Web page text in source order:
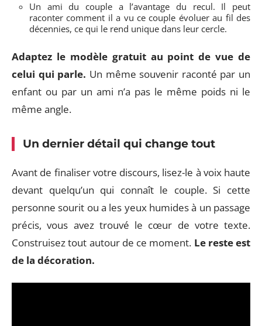
Un ami du couple a l’avantage du recul. Il peut
raconter comment il a vu ce couple évoluer au fil des
décennies, ce qui le rend unique dans leur cercle.
Adaptez le modèle gratuit au point de vue de
celui qui parle. Un même souvenir raconté par un
enfant ou par un ami n’a pas le même poids ni le
même angle.
Un dernier détail qui change tout
Avant de finaliser votre discours, lisez-le à voix haute
devant quelqu’un qui connaît le couple. Si cette
personne sourit ou a les yeux humides à un passage
précis, vous avez trouvé le cœur de votre texte.
Construisez tout autour de ce moment. Le reste est
de la décoration.